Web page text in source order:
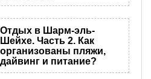
Отдых в Шарм-эль-
Шейхе. Часть 2. Как
организованы пляжи,
дайвинг и питание?